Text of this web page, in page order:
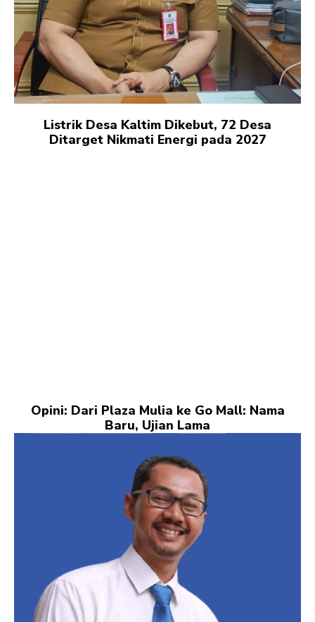
Listrik Desa Kaltim Dikebut, 72 Desa
Ditarget Nikmati Energi pada 2027
Opini: Dari Plaza Mulia ke Go Mall: Nama
Baru, Ujian Lama